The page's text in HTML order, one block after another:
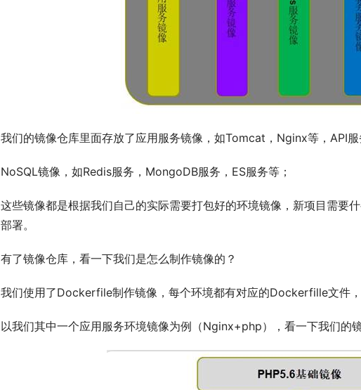
我们的镜像仓库里面存放了应用服务镜像，如Tomcat，Nginx等，API服
NoSQL镜像，如Redis服务，MongoDB服务，ES服务等；
这些镜像都是根据我们自己的实际需要打包好的环境镜像，新项目需要
部署。
有了镜像仓库，看一下我们是怎么制作镜像的？
我们使用了Dockerfile制作镜像，每个环境都有对应的Dockerfille文件，
以我们其中一个应用服务环境镜像为例（Nginx+php），看一下我们的